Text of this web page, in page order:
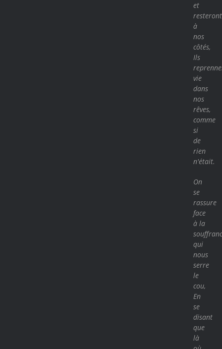
et
resteront
à
nos
côtés,
Ils
vie
dans
nos
rêves,
comme
si
de
rien
n'était.
On
se
rassure
face
à la
qui
nous
serre
le
cou,
En
se
disant
que
là